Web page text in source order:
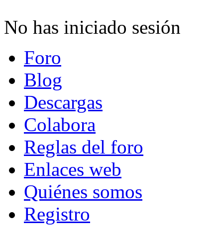
No has iniciado sesión
Foro
Blog
Descargas
Colabora
Reglas del foro
Enlaces web
Quiénes somos
Registro